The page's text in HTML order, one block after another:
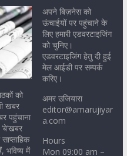
को
खबर
पहुंचाना
भविष्य में
अपने बिज़नेस को
ऊंचाईयों पर पहुंचाने के
लिए हमारी एडवरटाइजिंग
को चुनिए।
एडवरटाइजिंग हेतु दी हुई
मेल आईडी पर सम्पर्क
करिए।
अमर उजियारा
editor@amarujiyar
a.com
Hours
Mon 09:00 am –